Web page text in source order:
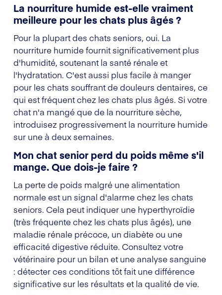
La nourriture humide est-elle vraiment
meilleure pour les chats plus âgés ?
Pour la plupart des chats seniors, oui. La
nourriture humide fournit significativement plus
d'humidité, soutenant la santé rénale et
l'hydratation. C'est aussi plus facile à manger
pour les chats souffrant de douleurs dentaires, ce
qui est fréquent chez les chats plus âgés. Si votre
chat n'a mangé que de la nourriture sèche,
introduisez progressivement la nourriture humide
sur une à deux semaines.
Mon chat senior perd du poids même s'il
mange. Que dois-je faire ?
La perte de poids malgré une alimentation
normale est un signal d'alarme chez les chats
seniors. Cela peut indiquer une hyperthyroïdie
(très fréquente chez les chats plus âgés), une
maladie rénale précoce, un diabète ou une
efficacité digestive réduite. Consultez votre
vétérinaire pour un bilan et une analyse sanguine
: détecter ces conditions tôt fait une différence
significative sur les résultats et la qualité de vie.